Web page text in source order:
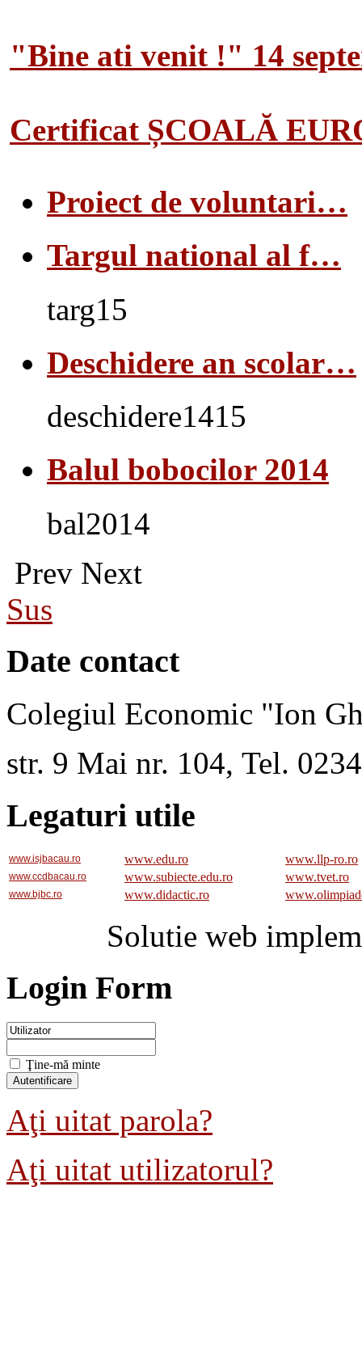
"Bine ati venit !" 14
Certificat ȘCOALĂ
Proiect de voluntari…
Targul national al f…
targ15
Deschidere an scolar…
deschidere1415
Balul bobocilor 2014
bal2014
Prev Next
Sus
Date contact
Colegiul Economic "Ion
str. 9 Mai nr. 104, Tel.
Legaturi utile
www.isjbacau.ro www.edu.ro www.llp-ro.ro
www.ccdbacau.ro www.subiecte.edu.ro www.tvet.ro
www.bjbc.ro www.didactic.ro
Solutie web
Login Form
Ţine-mă minte
Aţi uitat parola?
Aţi uitat utilizatorul?